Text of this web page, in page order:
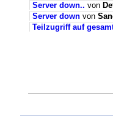
Server down.. von
Server down von
Teilzugriff auf